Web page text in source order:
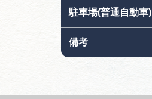
駐車場(普通自動車)
備考